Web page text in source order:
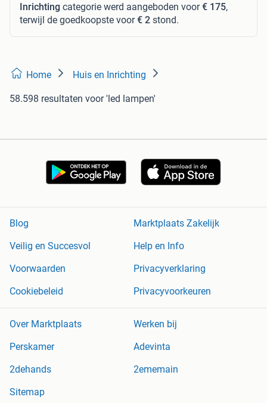
Inrichting categorie werd aangeboden voor€ 175,
terwijl de goedkoopste voor€ 2 stond.
Home Huis en Inrichting
58.598 resultaten voor 'led lampen'
Blog
Marktplaats Zakelijk
Veilig en Succesvol
Help en Info
Voorwaarden
Privacyverklaring
Cookiebeleid
Privacyvoorkeuren
Over Marktplaats
Werken bij
Perskamer
Adevinta
2dehands
2ememain
Sitemap